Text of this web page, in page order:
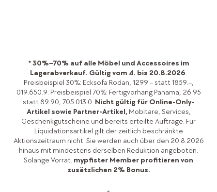
* 30%–70% auf alle Möbel und Accessoires im
Lagerabverkauf. Gültig vom 4. bis 20.8.2026.
Preisbeispiel 30%: Ecksofa Rodan, 1299.– statt 1859.–,
019.650.9. Preisbeispiel 70%: Fertigvorhang Panama, 26.95
statt 89.90, 705.013.0. Nicht gültig für Online-Only-
Artikel sowie Partner-Artikel, Mobitare, Services,
Geschenkgutscheine und bereits erteilte Aufträge. Für
Liquidationsartikel gilt der zeitlich beschränkte
Aktionszeitraum nicht. Sie werden auch über den 20.8.2026
hinaus mit mindestens derselben Reduktion angeboten.
Solange Vorrat. mypfister Member profitieren von
zusätzlichen 2% Bonus.